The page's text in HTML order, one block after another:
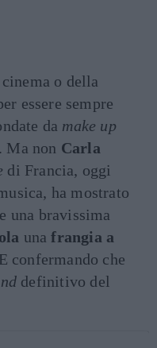
o della
essere sempre
da make up
. Ma non Carla
di Francia, oggi
ha mostrato
una bravissima
unafrangia a
confermando che
definitivo del